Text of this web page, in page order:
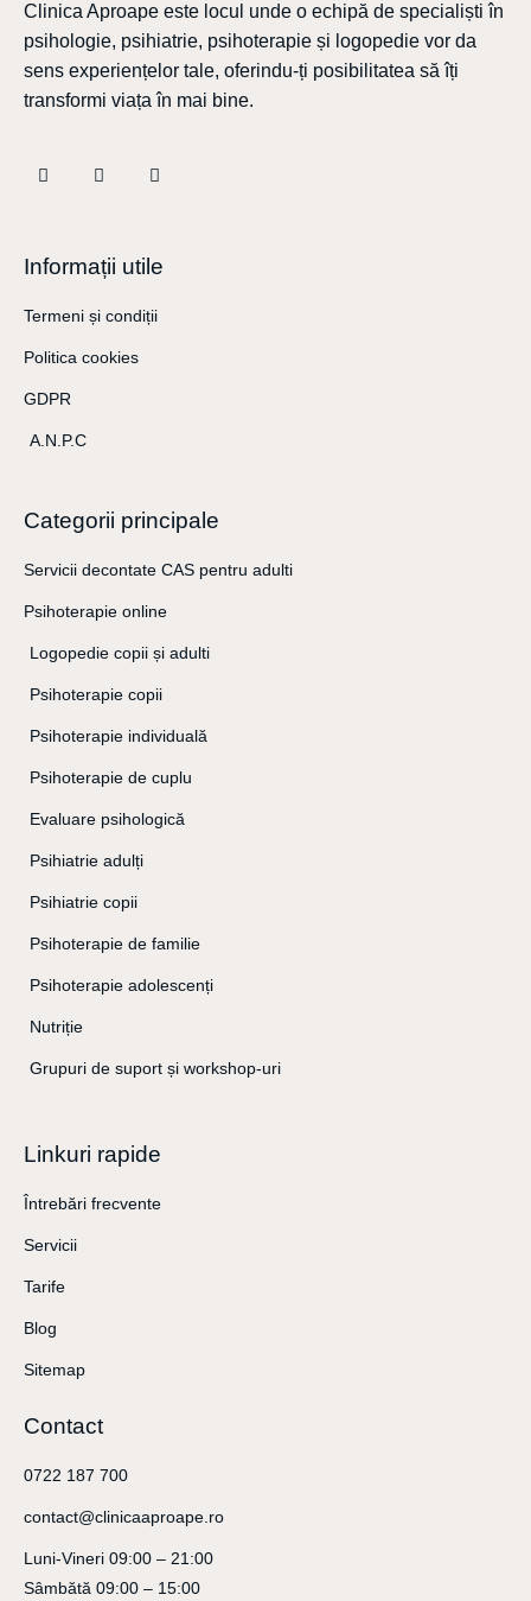
Clinica Aproape este locul unde o echipă de specialiști în
psihologie, psihiatrie, psihoterapie și logopedie vor da
sens experiențelor tale, oferindu-ți posibilitatea să îți
transformi viața în mai bine.
Informații utile
Termeni și condiții
Politica cookies
GDPR
A.N.P.C
Categorii principale
Servicii decontate CAS pentru adulti
Psihoterapie online
Logopedie copii și adulti
Psihoterapie copii
Psihoterapie individuală
Psihoterapie de cuplu
Evaluare psihologică
Psihiatrie adulți
Psihiatrie copii
Psihoterapie de familie
Psihoterapie adolescenți
Nutriție
Grupuri de suport și workshop-uri
Linkuri rapide
Întrebări frecvente
Servicii
Tarife
Blog
Sitemap
Contact
0722 187 700
contact@clinicaaproape.ro
Luni-Vineri 09:00 – 21:00
Sâmbătă 09:00 – 15:00